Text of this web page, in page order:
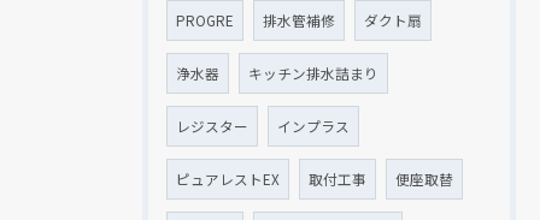
PROGRE 排水管補修 ダクト扇
浄水器 キッチン排水詰まり
レジスター インプラス
ピュアレストEX 取付工事 便座取替